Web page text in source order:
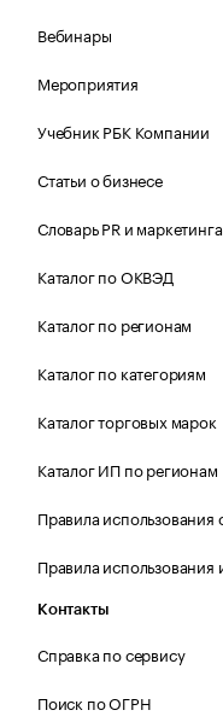
Вебинары
Мероприятия
Учебник РБК Компании
Статьи о бизнесе
Словарь PR и маркетинга
Каталог по ОКВЭД
Каталог по регионам
Каталог по категориям
Каталог торговых марок
Каталог ИП по регионам
Правила использования
Правила
Контакты
Справка по сервису
Поиск по ОГРН